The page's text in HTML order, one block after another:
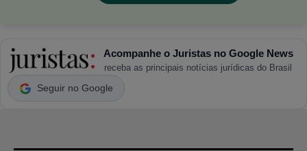
Acompanhe o Juristas no Google News
receba as principais notícias jurídicas do Brasil
Seguir no Google